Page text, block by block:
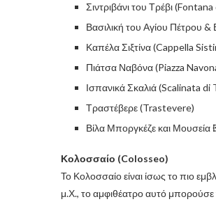
Σιντριβάνι του Τρέβι
Βασιλική του Αγίου Πέτρου &
Καπέλα Σιξτίνα (Cappella
Πιάτσα Ναβόνα (Piazza
Ισπανικά Σκαλιά (Scalinata
Τραστέβερε (Trastevere)
Βίλα Μποργκέζε και
Κολοσσαίο (Colosseo)
Το Κολοσσαίο είναι ίσως το πιο
μ.Χ., το αμφιθέατρο αυτό